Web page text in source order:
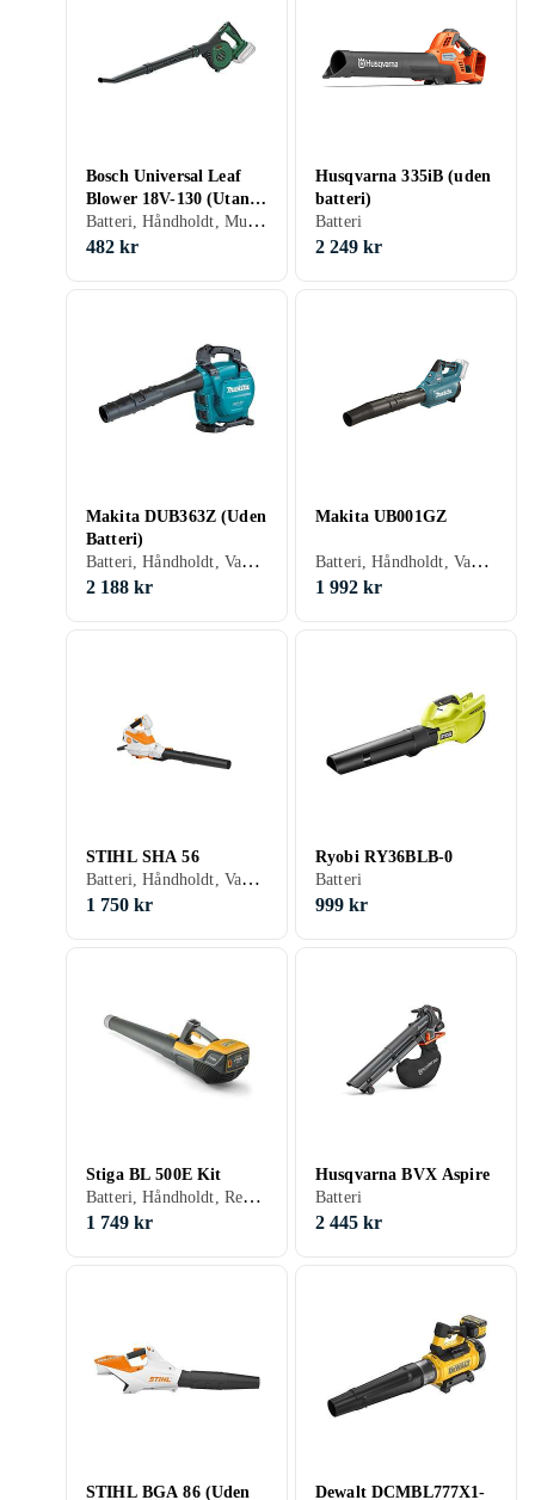
Bosch Universal Leaf
Blower 18V-130 (Utan
Batteri)
Batteri, Håndholdt, Mulcher
482 kr
Husqvarna 335iB (uden
batteri)
Batteri
2 249 kr
Makita DUB363Z (Uden
Batteri)
Batteri, Håndholdt, Vakuumfunktion, Børsteløs motor, Variabel hastighed, Mulcher
2 188 kr
Makita UB001GZ
Batteri, Håndholdt, Vakuumfunktion, Børsteløs motor, Mulcher
1 992 kr
STIHL SHA 56
Batteri, Håndholdt, Vakuumfunktion, Mulcher
1 750 kr
Ryobi RY36BLB-0
Batteri
999 kr
Stiga BL 500E Kit
Batteri, Håndholdt, Rem, Børsteløs motor
1 749 kr
Husqvarna BVX Aspire
Batteri
2 445 kr
STIHL BGA 86 (Uden Dewalt DCMBL777X1-